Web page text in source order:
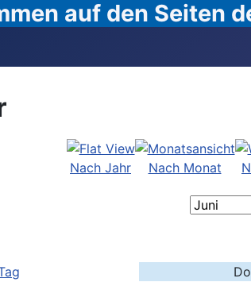
auf den Seiten
Nach Jahr Nach Monat